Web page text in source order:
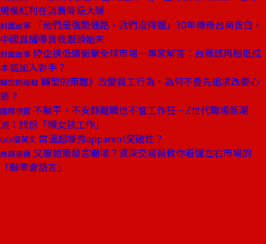
規模紅利在消費降級大賺
封面故事
「他們是強勢通路，我們沒得選」30年傳奇台商告白，
中國直播帶貨栽跟頭始末
封面故事 陸企挾低價衝擊全球市場⋯專家解答：台商該再壓低成
本或加入對手？
轉型的兩難 轉型的兩難》改變員工行為，為何不要先追求改變心
態？
國際視窗 不躺平、不安靜離職也不當工作狂⋯Z世代職場新潮
流：找份「懶女孩工作」
GO!溜英文 常溫超導秀apparent突破性？
商周書摘 又被鮑爾發言嚇壞？資深交易員教你看懂左右市場的
「聯準會語言」